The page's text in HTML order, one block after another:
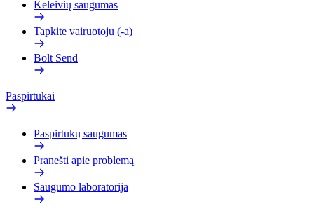
Keleivių saugumas
Tapkite vairuotoju (-a)
Bolt Send
Paspirtukai
Paspirtukų saugumas
Pranešti apie problemą
Saugumo laboratorija